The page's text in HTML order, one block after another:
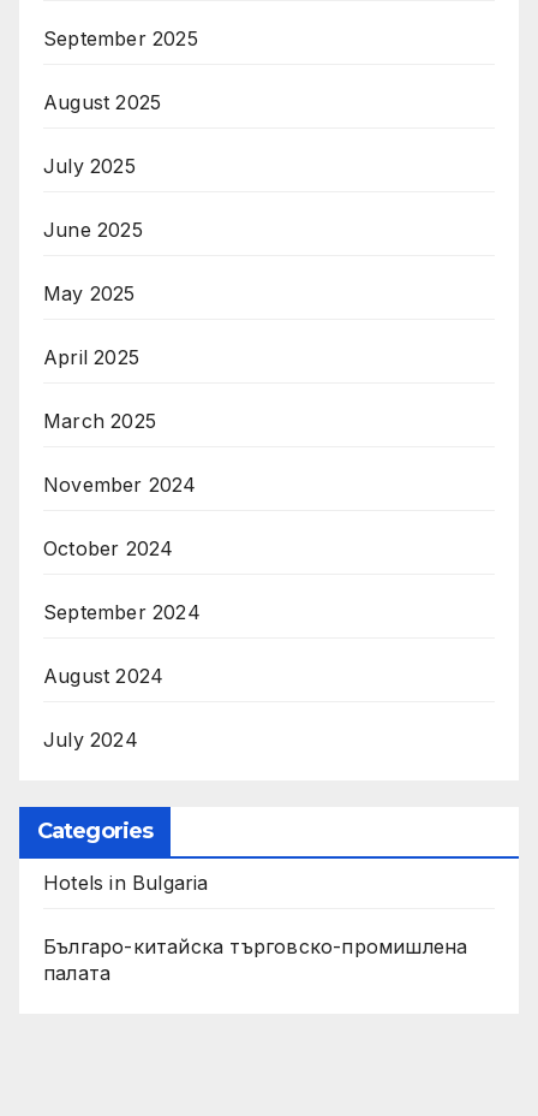
September 2025
August 2025
July 2025
June 2025
May 2025
April 2025
March 2025
November 2024
October 2024
September 2024
August 2024
July 2024
Categories
Hotels in Bulgaria
Българо-китайска търговско-промишлена
палата